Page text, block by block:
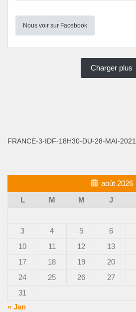
Nous voir sur Facebook
Charger plus
FRANCE-3-IDF-18H30-DU-28-MAI-2021
août 2026
L
M M J
3
4 5 6
10
11 12 13
17
18 19 20
24
25 26 27
31
« Jan